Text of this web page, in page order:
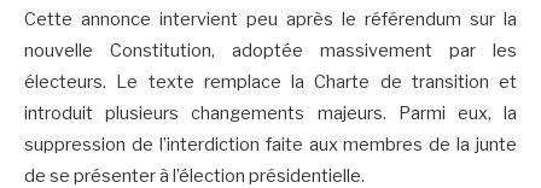
Cette annonce intervient peu après le référendum sur la
nouvelle Constitution, adoptée massivement par les
électeurs. Le texte remplace la Charte de transition et
introduit plusieurs changements majeurs. Parmi eux, la
suppression de l’interdiction faite aux membres de la junte
de se présenter à l’élection présidentielle.